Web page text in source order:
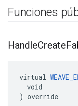
Funciones
HandleCreate
virtual
  void
) override